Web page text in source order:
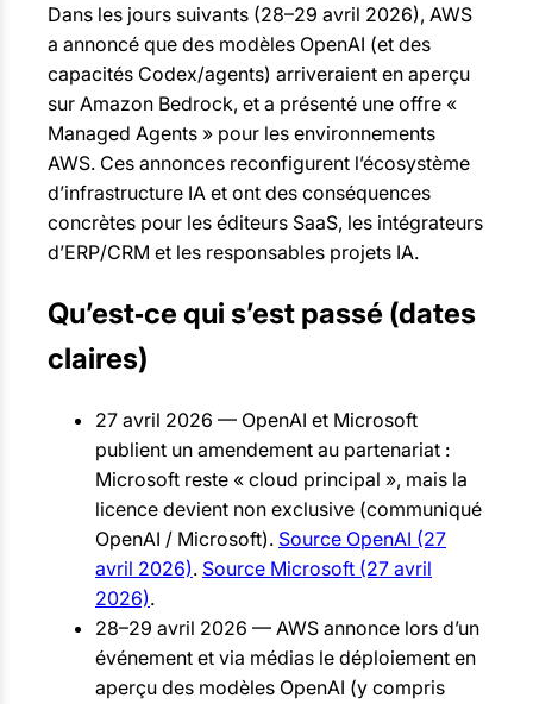
Dans les jours suivants (28–29 avril 2026), AWS
a annoncé que des modèles OpenAI (et des
capacités Codex/agents) arriveraient en aperçu
sur Amazon Bedrock, et a présenté une offre «
Managed Agents » pour les environnements
AWS. Ces annonces reconfigurent l’écosystème
d’infrastructure IA et ont des conséquences
concrètes pour les éditeurs SaaS, les intégrateurs
d’ERP/CRM et les responsables projets IA.
Qu’est‑ce qui s’est passé (dates
claires)
27 avril 2026 — OpenAI et Microsoft
publient un amendement au partenariat :
Microsoft reste « cloud principal », mais la
licence devient non exclusive (communiqué
OpenAI / Microsoft). Source OpenAI (27
avril 2026). Source Microsoft (27 avril
2026).
28–29 avril 2026 — AWS annonce lors d’un
événement et via médias le déploiement en
aperçu des modèles OpenAI (y compris